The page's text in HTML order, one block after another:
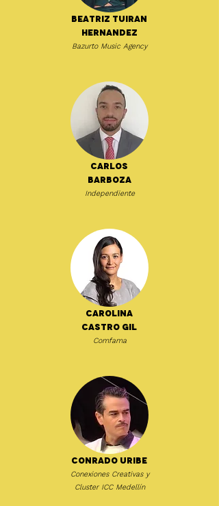
Beatriz Tuiran
Hernandez
Bazurto Music Agency
Carlos
Barboza
Independiente
Carolina
Castro Gil
Comfama
Conrado Uribe
Conexiones Creativas y
Cluster ICC Medellín